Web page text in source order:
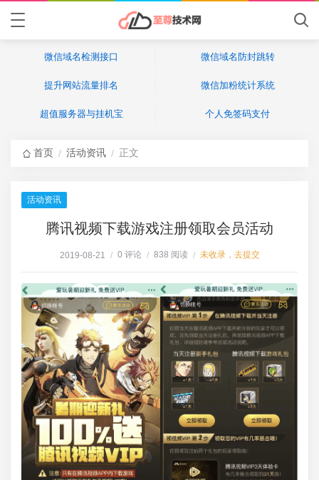
微信域名检测接口 微信域名防封跳转
提升网站流量排名 微信加粉统计系统
超值服务器与挂机宝 个人免签码支付
首页 / 活动资讯 / 正文
活动资讯
腾讯视频下载游戏注册领取会员活动
2019-08-21 / 0 评论 / 838 阅读 / 未收录，去提交